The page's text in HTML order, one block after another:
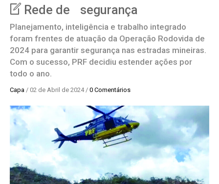
Rede de segurança
Planejamento, inteligência e trabalho integrado
foram frentes de atuação da Operação Rodovida de
2024 para garantir segurança nas estradas mineiras.
Com o sucesso, PRF decidiu estender ações por
todo o ano.
Capa / 02 de Abril de 2024 / 0 Comentários